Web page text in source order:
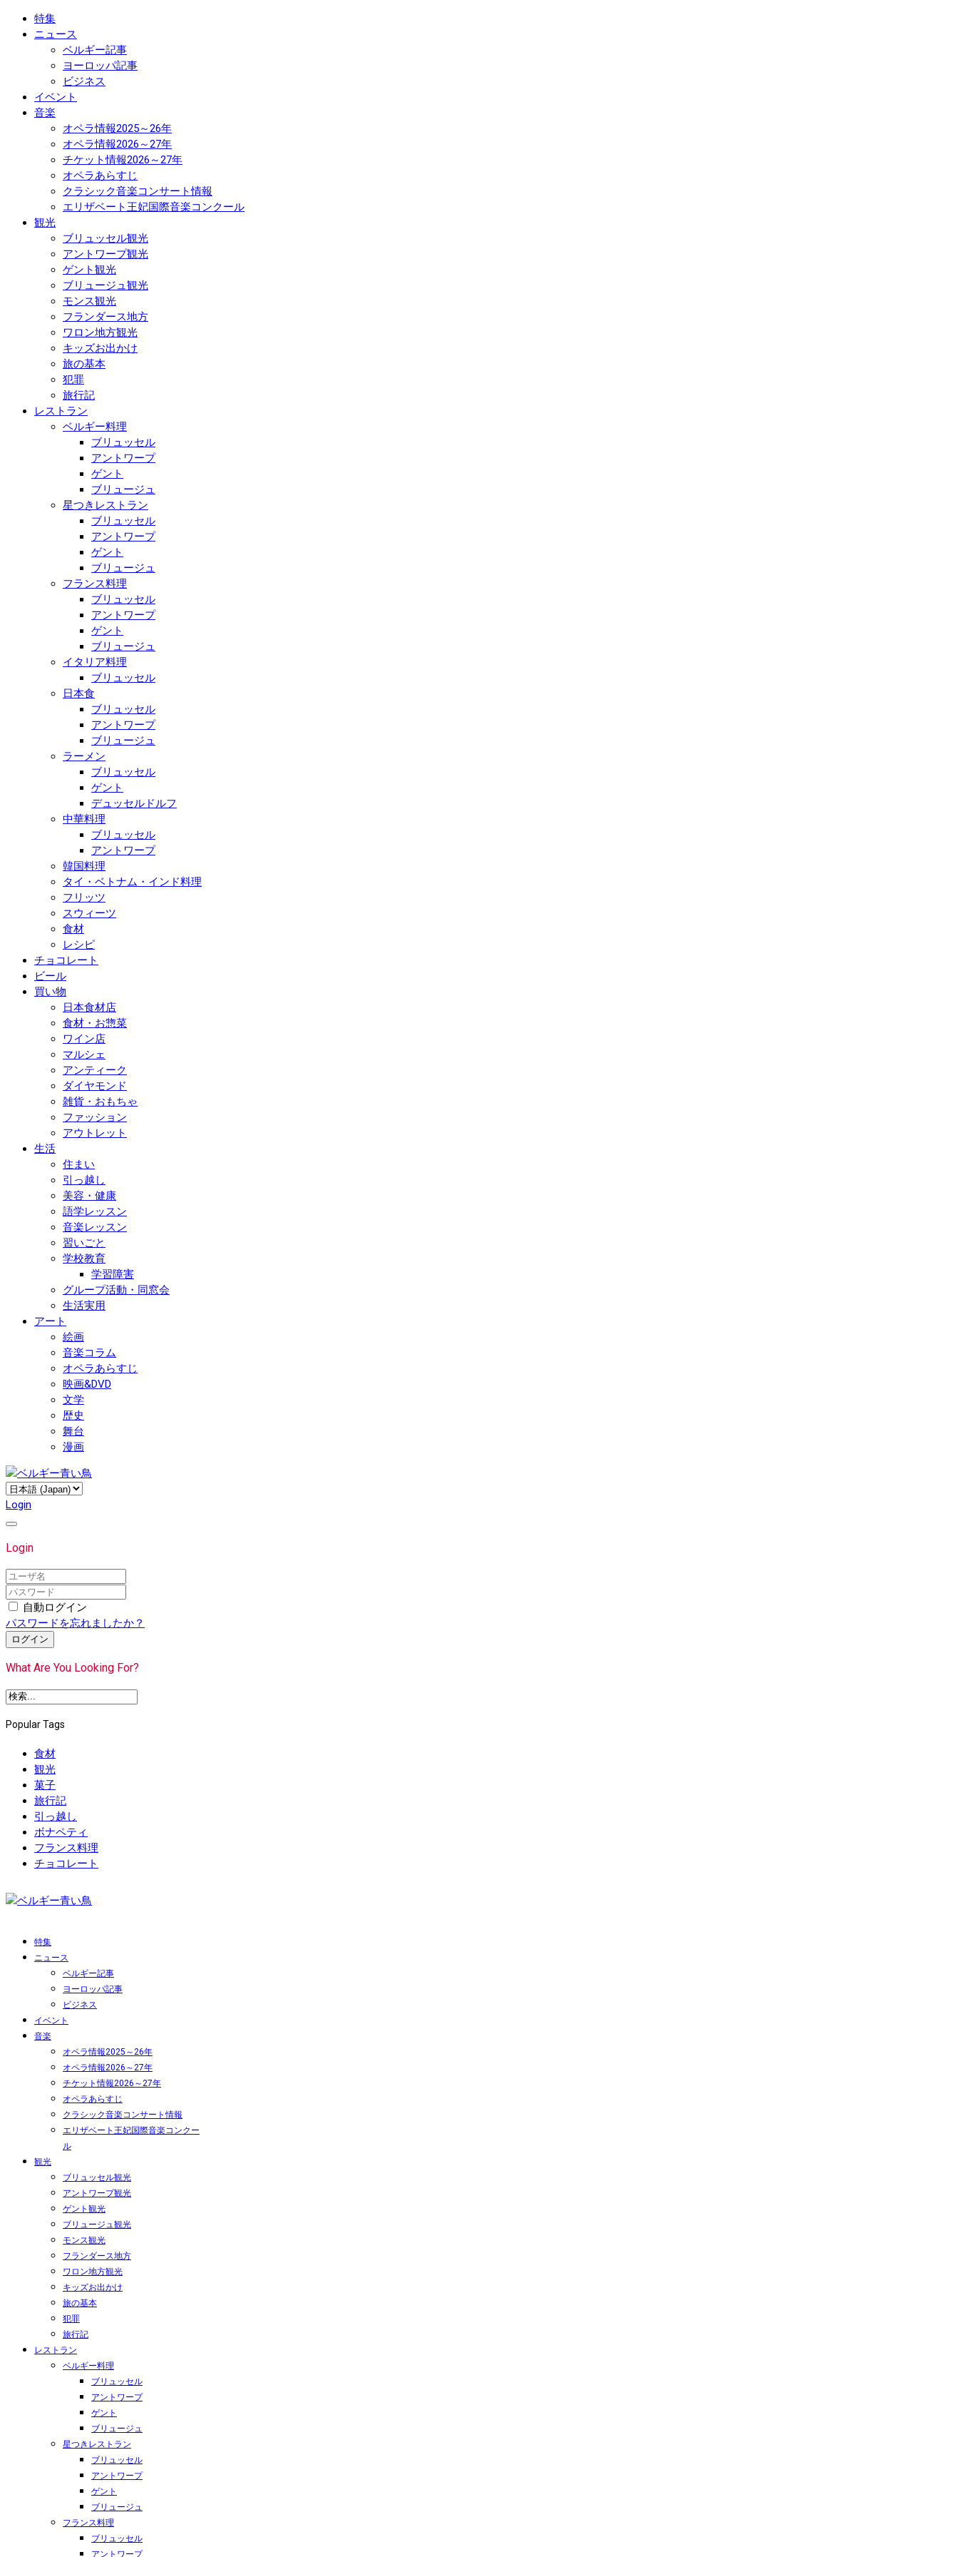
特集
ニュース
ベルギー記事
ヨーロッパ記事
ビジネス
イベント
音楽
オペラ情報2025～26年
オペラ情報2026～27年
チケット情報2026～27年
オペラあらすじ
クラシック音楽コンサート情報
エリザベート王妃国際音楽コンクール
観光
ブリュッセル観光
アントワープ観光
ゲント観光
ブリュージュ観光
モンス観光
フランダース地方
ワロン地方観光
キッズお出かけ
旅の基本
犯罪
旅行記
レストラン
ベルギー料理
ブリュッセル
アントワープ
ゲント
ブリュージュ
星つきレストラン
ブリュッセル
アントワープ
ゲント
ブリュージュ
フランス料理
ブリュッセル
アントワープ
ゲント
ブリュージュ
イタリア料理
ブリュッセル
日本食
ブリュッセル
アントワープ
ブリュージュ
ラーメン
ブリュッセル
ゲント
デュッセルドルフ
中華料理
ブリュッセル
アントワープ
韓国料理
タイ・ベトナム・インド料理
フリッツ
スウィーツ
食材
レシピ
チョコレート
ビール
買い物
日本食材店
食材・お惣菜
ワイン店
マルシェ
アンティーク
ダイヤモンド
雑貨・おもちゃ
ファッション
アウトレット
生活
住まい
引っ越し
美容・健康
語学レッスン
音楽レッスン
習いごと
学校教育
学習障害
グループ活動・同窓会
生活実用
アート
絵画
音楽コラム
オペラあらすじ
映画&DVD
文学
歴史
舞台
漫画
Login
Login
自動ログイン
パスワードを忘れましたか？
ログイン
What Are You Looking For?
Popular Tags
食材
観光
菓子
旅行記
引っ越し
ボナペティ
フランス料理
チョコレート
特集
ニュース
ベルギー記事
ヨーロッパ記事
ビジネス
イベント
音楽
オペラ情報2025～26年
オペラ情報2026～27年
チケット情報2026～27年
オペラあらすじ
クラシック音楽コンサート情報
エリザベート王妃国際音楽コンクー
ル
観光
ブリュッセル観光
アントワープ観光
ゲント観光
ブリュージュ観光
モンス観光
フランダース地方
ワロン地方観光
キッズお出かけ
旅の基本
犯罪
旅行記
レストラン
ベルギー料理
ブリュッセル
アントワープ
ゲント
ブリュージュ
星つきレストラン
ブリュッセル
アントワープ
ゲント
ブリュージュ
フランス料理
ブリュッセル
アントワープ